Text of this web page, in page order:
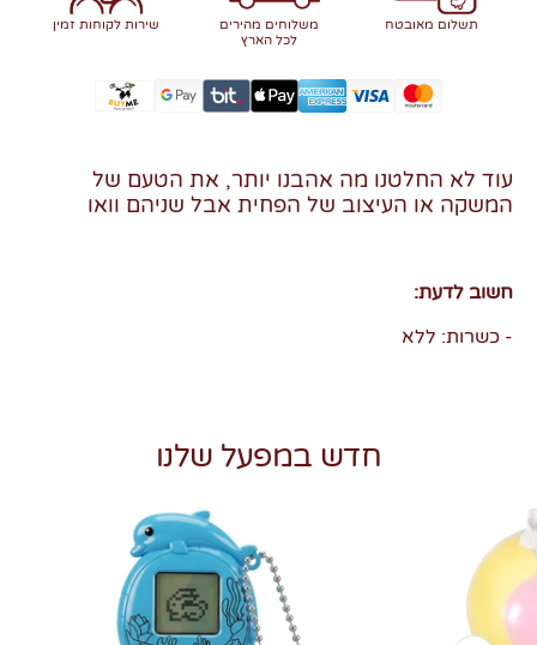
תשלום מאובטח
משלוחים מהירים
לכל הארץ
שירות לקוחות זמין
עוד לא החלטנו מה אהבנו יותר, את הטעם של
המשקה או העיצוב של הפחית אבל שניהם וואו
חשוב לדעת:
- כשרות: ללא
חדש במפעל שלנו